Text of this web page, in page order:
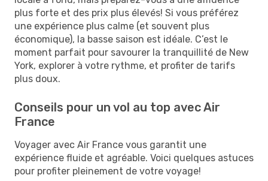
plus forte et des prix plus élevés! Si vous préférez
une expérience plus calme (et souvent plus
économique), la basse saison est idéale. C’est le
moment parfait pour savourer la tranquillité de New
York, explorer à votre rythme, et profiter de tarifs
plus doux.
Conseils pour un vol au top avec Air
France
Voyager avec Air France vous garantit une
expérience fluide et agréable. Voici quelques astuces
pour profiter pleinement de votre voyage!